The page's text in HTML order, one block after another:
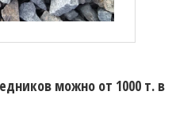
можно от 1000 т. в